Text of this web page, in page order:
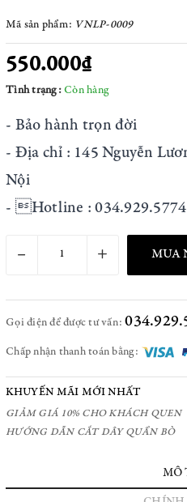
Mã sản phẩm: VNLP-0009
550.000₫
Tình trạng: Còn hàng
- Bảo hành trọn đời
- Địa chỉ : 145 Nguyễn
Nội
- Hotline : 034.929.5774
– + MUA
Gọi điện để được tư vấn:
Chấp nhận thanh toán bằng:
KHUYẾN MÃI MỚI NHẤT
GIẢM GIÁ 10% CHO KHÁCH QUEN
HƯỚNG DẪN CẮT DÂY QUẦN BÒ
MÔ